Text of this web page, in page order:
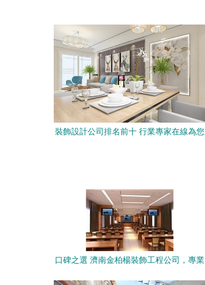
裝飾設計公司排名前十 行業專家在線為您
口碑之選 濟南金柏楊裝飾工程公司，專業